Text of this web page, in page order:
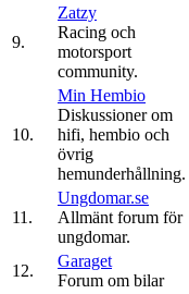
9.
Zatzy
Racing och
motorsport
community.
10.
Min Hembio
Diskussioner om
hifi, hembio och
övrig
hemunderhållning.
11.
Ungdomar.se
Allmänt forum för
ungdomar.
12.
Garaget
Forum om bilar